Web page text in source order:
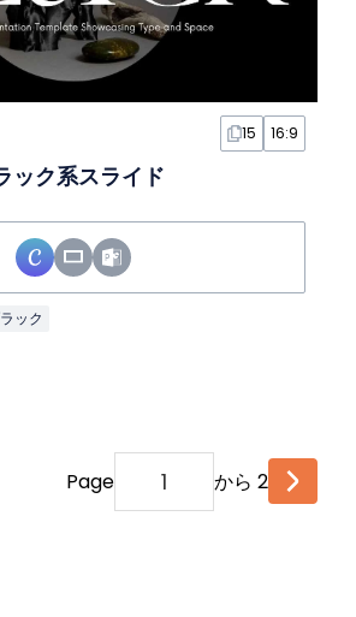
15 16:9
ック系スライド
ック
Page から 2